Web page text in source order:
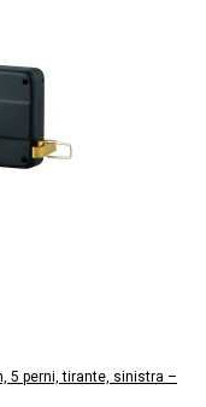
5 perni, tirante, sinistra –